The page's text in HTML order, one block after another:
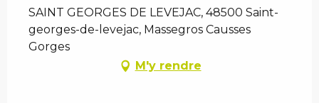
SAINT GEORGES DE LEVEJAC, 48500 Saint-
georges-de-levejac, Massegros Causses
Gorges
M'y rendre